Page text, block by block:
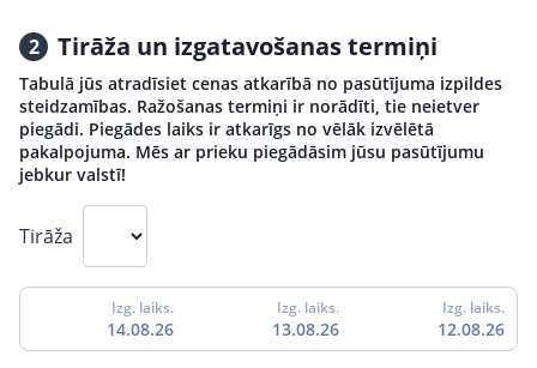
2 Tirāža un izgatavošanas termiņi
Tabulā jūs atradīsiet cenas atkarībā no pasūtījuma izpildes
steidzamības. Ražošanas termiņi ir norādīti, tie neietver
piegādi. Piegādes laiks ir atkarīgs no vēlāk izvēlētā
pakalpojuma. Mēs ar prieku piegādāsim jūsu pasūtījumu
jebkur valstī!
Tirāža
Izg. laiks.
14.08.26
Izg. laiks.
13.08.26
Izg. laiks.
12.08.26